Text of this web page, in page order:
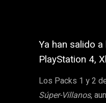
Ya han salido
PlayStation 4,
Los Packs 1 y 2
Súper-Villanos,